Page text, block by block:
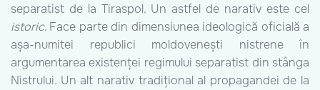
separatist de la Tiraspol. Un astfel de narativ este cel
istoric. Face parte din dimensiunea ideologică oficială a
așa-numitei republici moldovenești nistrene în
argumentarea existenței regimului separatist din stânga
Nistrului. Un alt narativ tradițional al propagandei de la